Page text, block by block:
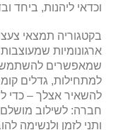
וכדאי ליהנות, ביחד
בקטגוריה תמצאי
ארגונומיות
שמאפשרים להשתמש
למתחילות, גדלים
להשאיר אצלך – כדי
חברה: לשילוב
ותני לזמן ולנשימה